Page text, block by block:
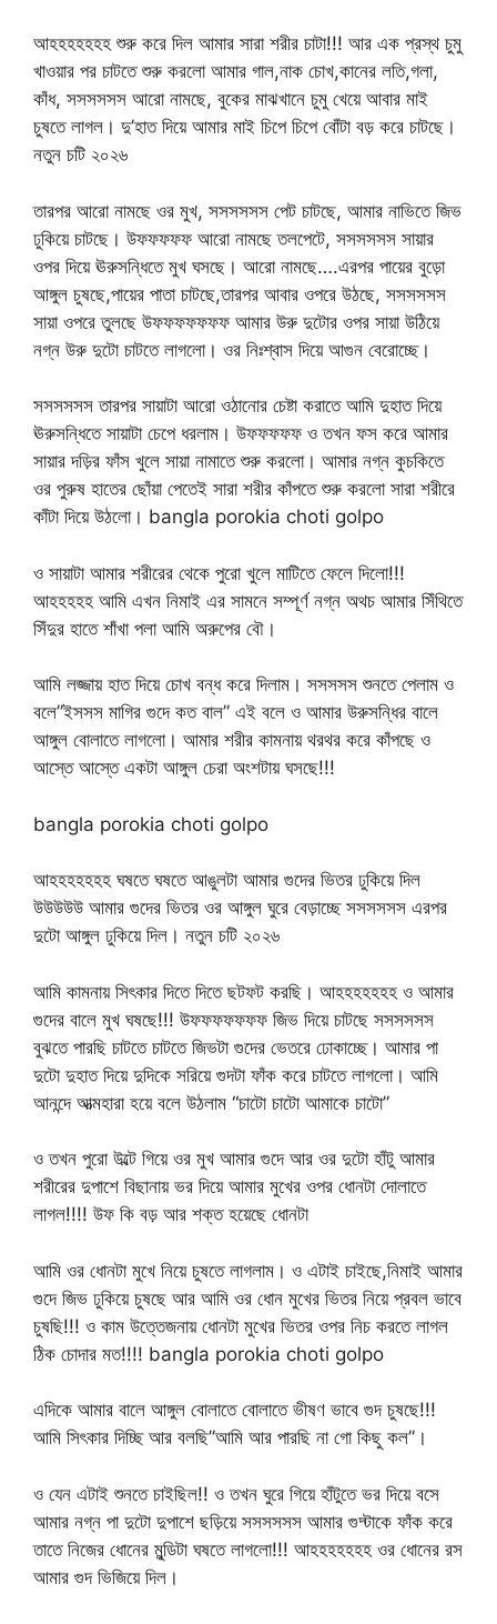
আহহহহহহহ শুরু করে দিল আমার সারা শরীর চাটা!!! আর এক প্রস্থ চুমু
খাওয়ার পর চাটতে শুরু করলো আমার গাল,নাক চোখ,কানের লতি,গলা,
কাঁধ, সসসসসস আরো নামছে, বুকের মাঝখানে চুমু খেয়ে আবার মাই
চুষতে লাগল। দু’হাত দিয়ে আমার মাই চিপে চিপে বোঁটা বড় করে চাটছে।
নতুন চটি ২০২৬
তারপর আরো নামছে ওর মুখ, সসসসসস পেট চাটছে, আমার নাভিতে জিভ
ঢুকিয়ে চাটছে। উফফফফফ আরো নামছে তলপেটে, সসসসসস সায়ার
ওপর দিয়ে ঊরুসন্ধিতে মুখ ঘসছে। আরো নামছে….এরপর পায়ের বুড়ো
আঙ্গুল চুষছে,পায়ের পাতা চাটছে,তারপর আবার ওপরে উঠছে, সসসসসস
সায়া ওপরে তুলছে উফফফফফফফ আমার উরু দুটোর ওপর সায়া উঠিয়ে
নগ্ন উরু দুটো চাটতে লাগলো। ওর নিঃশ্বাস দিয়ে আগুন বেরোচ্ছে।
সসসসসস তারপর সায়াটা আরো ওঠানোর চেষ্টা করাতে আমি দুহাত দিয়ে
ঊরুসন্ধিতে সায়াটা চেপে ধরলাম। উফফফফফ ও তখন ফস করে আমার
সায়ার দড়ির ফাঁস খুলে সায়া নামাতে শুরু করলো। আমার নগ্ন কুচকিতে
ওর পুরুষ হাতের ছোঁয়া পেতেই সারা শরীর কাঁপতে শুরু করলো সারা শরীরে
কাঁটা দিয়ে উঠলো। bangla porokia choti golpo
ও সায়াটা আমার শরীরের থেকে পুরো খুলে মাটিতে ফেলে দিলো!!!
আহহহহহ আমি এখন নিমাই এর সামনে সম্পূর্ণ নগ্ন অথচ আমার সিঁথিতে
সিঁদুর হাতে শাঁখা পলা আমি অরুপের বৌ।
আমি লজ্জায় হাত দিয়ে চোখ বন্ধ করে দিলাম। সসসসস শুনতে পেলাম ও
বলে”ইসসস মাগির গুদে কত বাল” এই বলে ও আমার উরুসন্ধির বালে
আঙ্গুল বোলাতে লাগলো। আমার শরীর কামনায় থরথর করে কাঁপছে ও
আস্তে আস্তে একটা আঙ্গুল চেরা অংশটায় ঘসছে!!!
bangla porokia choti golpo
আহহহহহহহ ঘষতে ঘষতে আঙুলটা আমার গুদের ভিতর ঢুকিয়ে দিল
উউউউউ আমার গুদের ভিতর ওর আঙ্গুল ঘুরে বেড়াচ্ছে সসসসসস এরপর
দুটো আঙ্গুল ঢুকিয়ে দিল। নতুন চটি ২০২৬
আমি কামনায় সিৎকার দিতে দিতে ছটফট করছি। আহহহহহহহ ও আমার
গুদের বালে মুখ ঘষছে!!! উফফফফফফফ জিভ দিয়ে চাটছে সসসসসস
বুঝতে পারছি চাটতে চাটতে জিভটা গুদের ভেতরে ঢোকাচ্ছে। আমার পা
দুটো দুহাত দিয়ে দুদিকে সরিয়ে গুদটা ফাঁক করে চাটতে লাগলো। আমি
আনন্দে আত্মহারা হয়ে বলে উঠলাম “চাটো চাটো আমাকে চাটো”
ও তখন পুরো উল্টে গিয়ে ওর মুখ আমার গুদে আর ওর দুটো হাঁটু আমার
শরীরের দুপাশে বিছানায় ভর দিয়ে আমার মুখের ওপর ধোনটা দোলাতে
লাগল!!!! উফ কি বড় আর শক্ত হয়েছে ধোনটা
আমি ওর ধোনটা মুখে নিয়ে চুষতে লাগলাম। ও এটাই চাইছে,নিমাই আমার
গুদে জিভ ঢুকিয়ে চুষছে আর আমি ওর ধোন মুখের ভিতর নিয়ে প্রবল ভাবে
চুষছি!!! ও কাম উত্তেজনায় ধোনটা মুখের ভিতর ওপর নিচ করতে লাগল
ঠিক চোদার মত!!!! bangla porokia choti golpo
এদিকে আমার বালে আঙ্গুল বোলাতে বোলাতে ভীষণ ভাবে গুদ চুষছে!!!
আমি সিৎকার দিচ্ছি আর বলছি”আমি আর পারছি না গো কিছু কল”।
ও যেন এটাই শুনতে চাইছিল!! ও তখন ঘুরে গিয়ে হাঁটুতে ভর দিয়ে বসে
আমার নগ্ন পা দুটো দুপাশে ছড়িয়ে সসসসসস আমার গুদ্টাকে ফাঁক করে
তাতে নিজের ধোনের মুন্ডিটা ঘষতে লাগলো!!! আহহহহহহহ ওর ধোনের রস
আমার গুদ ভিজিয়ে দিল।